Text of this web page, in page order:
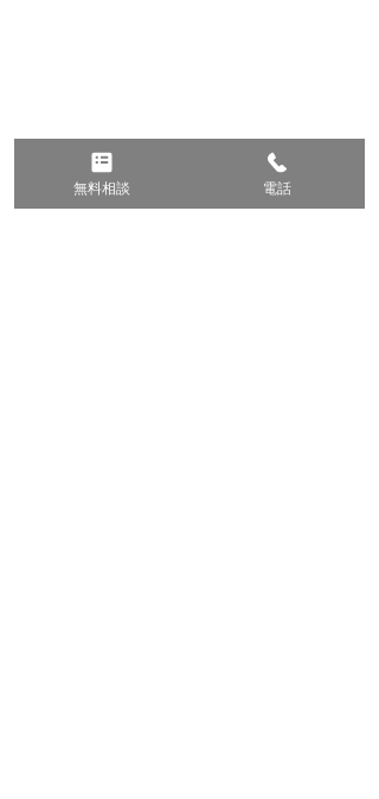
無料相談 電話